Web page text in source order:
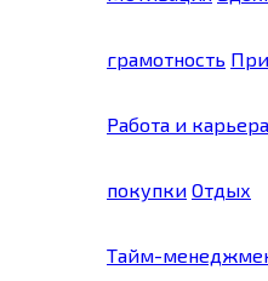
грамотность
Работа и карьера
покупки Отдых
Тайм-